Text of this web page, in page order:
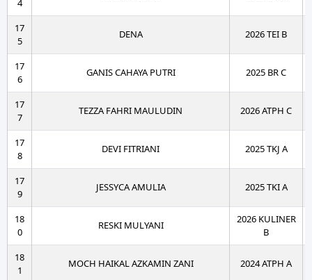
4
17
5
DENA 2026 TEI B
17
6
GANIS CAHAYA PUTRI 2025 BR C
17
7
TEZZA FAHRI MAULUDIN 2026 ATPH C
17
8
DEVI FITRIANI 2025 TKJ A
17
9
JESSYCA AMULIA 2025 TKI A
18
0
RESKI MULYANI
2026 KULINER
B
18
1
MOCH HAIKAL AZKAMIN ZANI 2024 ATPH A